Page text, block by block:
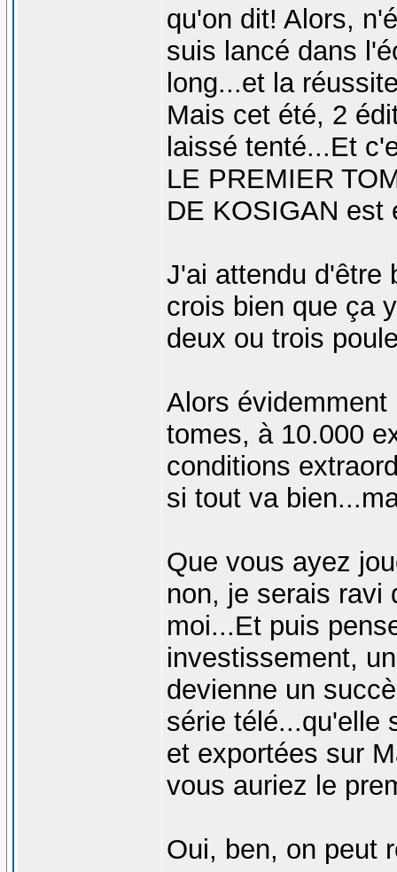
qu'on dit! Alors,
suis lancé dans
long...et la
Mais cet été, 2
laissé tenté...Et
LE PREMIER
DE KOSIGAN est
J'ai attendu d'être
crois bien que ça
deux ou trois
Alors
tomes, à 10.000
conditions
si tout va
Que vous ayez
non, je serais ravi
moi...Et puis
investissement,
devienne un
série télé...qu'elle
et exportées sur
vous auriez le
Oui, ben, on peut